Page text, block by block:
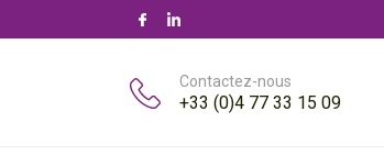
Contactez-nous
+33 (0)4 77 33 15 09